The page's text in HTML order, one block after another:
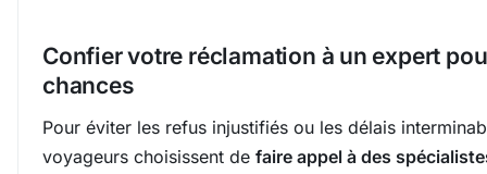
Confier votre réclamation à un expert
chances
Pour éviter les refus injustifiés ou les délais
voyageurs choisissent de faire appel à des